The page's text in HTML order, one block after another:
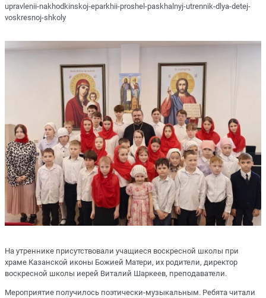
upravlenii-nakhodkinskoj-eparkhii-proshel-paskhalnyj-utrennik-dlya-detej-
voskresnoj-shkoly
На утреннике присутствовали учащиеся воскресной школы при
храме Казанской иконы Божией Матери, их родители, директор
воскресной школы иерей Виталий Шаркеев, преподаватели.
Мероприятие получилось поэтически-музыкальным. Ребята читали